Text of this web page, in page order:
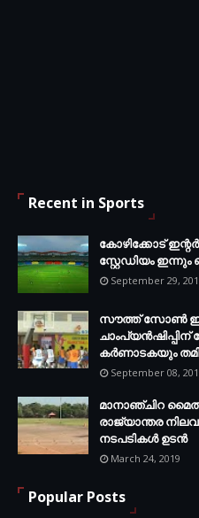
Recent in Sports
കോഴിക്കോട്
സ്റ്റേഡിയം
September 29,
സൗത്ത് സോണ്‍
ചാംപ്യന്‍ഷിപ്പിന്
കർണാടകയും
September 08,
മാനാഞ്ചിറ
രാജ്യാന്തര
നടപടികള്‍ ഉടന്‍
March 24, 2019
Popular Posts